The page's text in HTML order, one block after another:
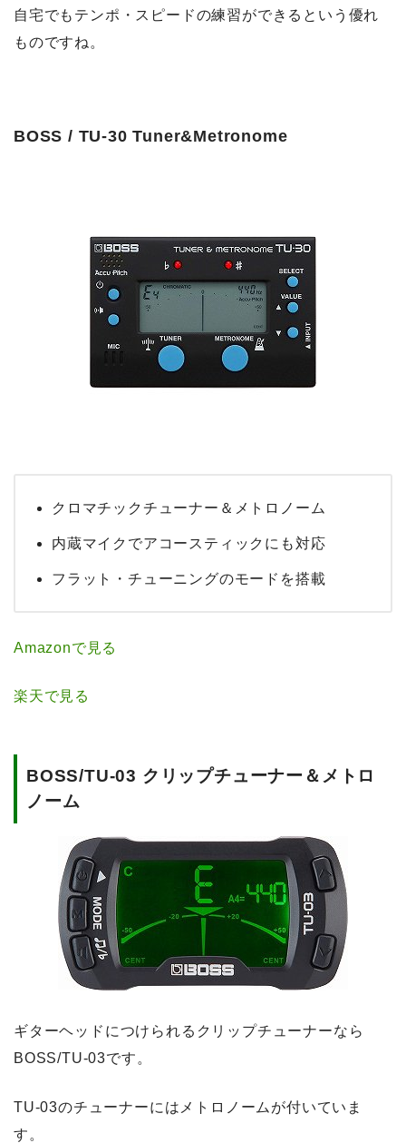
自宅でもテンポ・スピードの練習ができるという優れ
ものですね。
BOSS / TU-30 Tuner&Metronome
クロマチックチューナー＆メトロノーム
内蔵マイクでアコースティックにも対応
フラット・チューニングのモードを搭載
Amazonで見る
楽天で見る
BOSS/TU-03 クリップチューナー＆メトロ
ノーム
ギターヘッドにつけられるクリップチューナーなら
BOSS/TU-03です。
TU-03のチューナーにはメトロノームが付いていま
す。